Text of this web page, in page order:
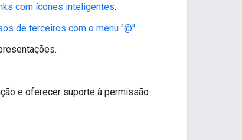
com ícones inteligentes.
de terceiros com o menu "@".
e oferecer suporte à permissão